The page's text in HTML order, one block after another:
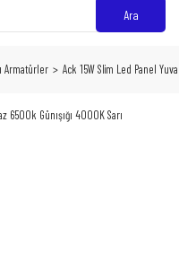
Ara
Armatürler Ack 15W Slim Led Panel